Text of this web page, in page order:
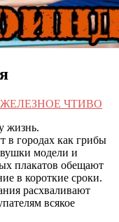
ЖЕЛЕЗНОЕ ЧТИВО
жизнь.
в городах как грибы
модели и
плакатов обещают
в короткие сроки.
расхваливают
всякое